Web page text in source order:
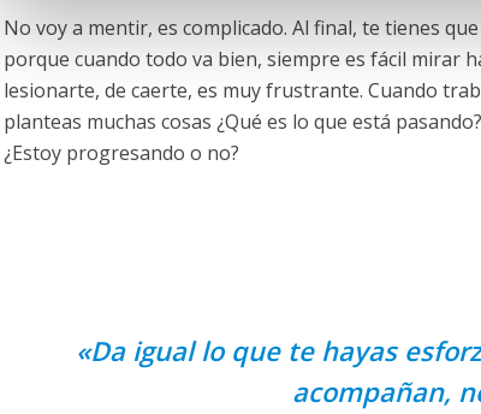
e
c
o
n
s
No voy a mentir, es complicado. Al final, te tienes
porque cuando todo va bien, siempre es fácil mirar
lesionarte, de caerte, es muy frustrante. Cuando
planteas muchas cosas ¿Qué es lo que está
¿Estoy progresando o no?
«Da igual lo que te hayas
acompañan,